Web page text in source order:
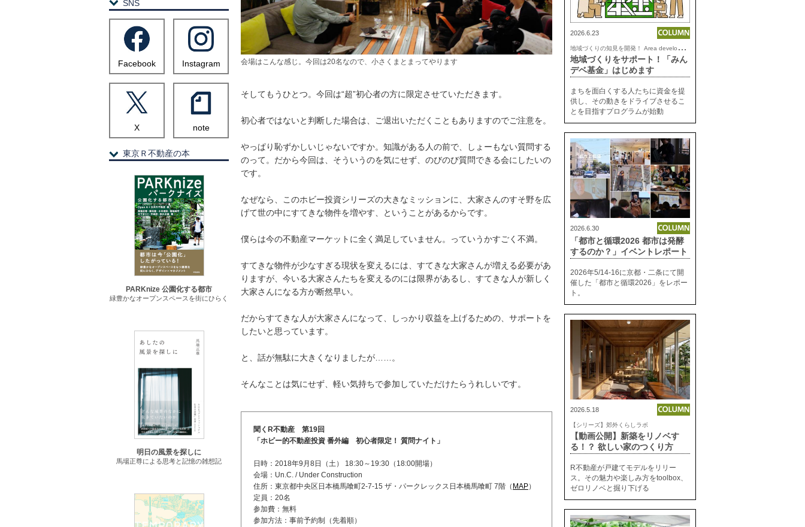
会場はこんな感じ。今回は20名なので、小さくまとまってやります
そしてもうひとつ。今回は“超”初心者の方に限定させていただきます。
初心者ではないと判断した場合は、ご退出いただくこともありますのでご注意を。
やっぱり恥ずかしいじゃないですか。知識がある人の前で、しょーもない質問する
のって。だから今回は、そういうのを気にせず、のびのび質問できる会にしたいの
です。
なぜなら、このホビー投資シリーズの大きなミッションに、大家さんのすそ野を広
げて世の中にすてきな物件を増やす、ということがあるからです。
僕らは今の不動産マーケットに全く満足していません。っていうかすごく不満。
すてきな物件が少なすぎる現状を変えるには、すてきな大家さんが増える必要があ
りますが、今いる大家さんたちを変えるのには限界があるし、すてきな人が新しく
大家さんになる方が断然早い。
だからすてきな人が大家さんになって、しっかり収益を上げるための、サポートを
したいと思っています。
と、話が無駄に大きくなりましたが……。
そんなことは気にせず、軽い気持ちで参加していただけたらうれしいです。
聞くR不動産 第19回
「ホビー的不動産投資 番外編 初心者限定！ 質問ナイト」
日時：2018年9月8日（土） 18:30～19:30（18:00開場）
会場：Un.C. / Under Construction
住所：東京都中央区日本橋馬喰町2-7-15 ザ・パークレックス日本橋馬喰町 7階（ MAP）
定員：20名
参加費：無料
参加方法：事前予約制（先着順）
2026.6.23
地
域づくりの知見を開発！ Area development lab.
地域づくりをサポート！「みん
デベ基金」はじめます
まちを面白くする人たちに資金を提
供し、その動きをドライブさせるこ
とを目指すプログラムが始動
2026.6.30
「都市と循環2026 都市は発酵
するのか？」イベントレポート
2026年5/14-16に京都・二条にて開
催した「都市と循環2026」をレポー
ト。
2026.5.18
【シリーズ】郊外くらしラボ
【動画公開】新築をリノベす
る！？ 欲しい家のつくり方
R不動産が戸建てモデルをリリー
ス。その魅力や楽しみ方をtoolbox、
ゼロリノベと掘り下げる
SNS
Facebook Instagram
X note
東京Ｒ不動産の本
PARKnize 公園化する都市
緑豊かなオープンスペースを街にひらく
明日の風景を探しに
馬場正尊による思考と記憶の雑想記